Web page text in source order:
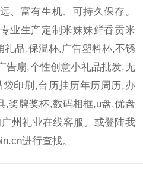
、富有生机、可持久保存。
业生产定制米妹妹鲜香贡米
礼品,保温杯,广告塑料杯,不锈
告扇,个性创意小礼品批发,无
印刷,台历挂历年历周历,办
,奖牌奖杯,数码相框,u盘,优盘
州礼业在线客服。或登陆我
进行查找。